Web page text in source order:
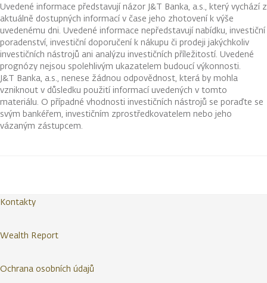
Uvedené informace představují názor J&T Banka, a.s., který vychází z
aktuálně dostupných informací v čase jeho zhotovení k výše
uvedenému dni. Uvedené informace nepředstavují nabídku, investiční
poradenství, investiční doporučení k nákupu či prodeji jakýchkoliv
investičních nástrojů ani analýzu investičních příležitostí. Uvedené
prognózy nejsou spolehlivým ukazatelem budoucí výkonnosti.
J&T Banka, a.s., nenese žádnou odpovědnost, která by mohla
vzniknout v důsledku použití informací uvedených v tomto
materiálu. O případné vhodnosti investičních nástrojů se poraďte se
svým bankéřem, investičním zprostředkovatelem nebo jeho
vázaným zástupcem.
Kontakty
Wealth Report
Ochrana osobních údajů